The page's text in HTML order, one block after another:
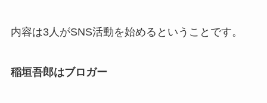
内容は3人がSNS活動を始めるということです。
稲垣吾郎はブロガー